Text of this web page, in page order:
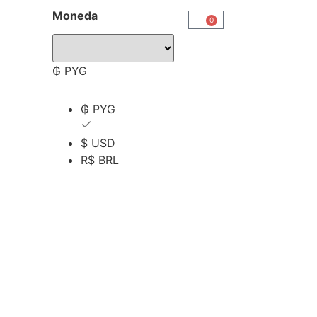
Moneda
₲ PYG
₲ PYG
$ USD
R$ BRL
0